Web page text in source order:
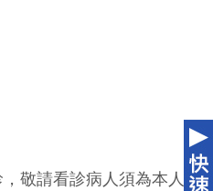
敬請看診病人須為本人